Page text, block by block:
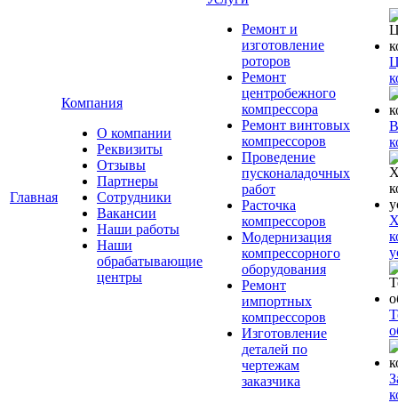
Главная
Компания
О компании
Реквизиты
Отзывы
Партнеры
Сотрудники
Вакансии
Наши работы
Наши
обрабатывающие
центры
Ремонт и
изготовление
роторов
Ремонт
центробежного
компрессора
Ремонт винтовых
компрессоров
Проведение
пусконаладочных
работ
Расточка
компрессоров
Модернизация
компрессорного
оборудования
Ремонт
импортных
компрессоров
Изготовление
деталей по
чертежам
заказчика